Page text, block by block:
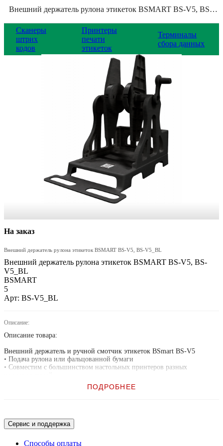
Внешний держатель рулона этикеток BSMART BS-V5, BS-V5_BL
Сканеры
штрих
кодов
Принтеры
печати
этикеток
Терминалы
сбора данных
На заказ
Внешний держатель рулона этикеток BSMART BS-V5, BS-V5_BL
Внешний держатель рулона этикеток BSMART BS-V5, BS-
V5_BL
BSMART
5
Арт: BS-V5_BL
Описание:
Описание товара:
Внешний держатель и ручной смотчик этикеток BSmart BS-V5
• Подача рулона или фальцованной бумаги
• Совместим с большинством настольных принтеров разных
• Не требует электропитания
• Белое или чёрное исполнение
Макс. ширина рулона: 116 мм
Макс. внешний диаметр рулона: 200 мм
ПОДРОБНЕЕ
Сервис и поддержка
Способы оплаты